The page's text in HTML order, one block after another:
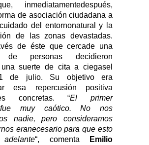
inmediatamentedespués,
de asociación ciudadana a
del entornonatural y la
de las zonas devastadas.
de éste que cercade una
de personas decidieron
suerte de cita a ciegasel
de julio. Su objetivo era
esa repercusión positiva
concretas. “El primer
muy caótico. No nos
nadie, pero consideramos
eranecesario para que esto
“, comenta
Emilio